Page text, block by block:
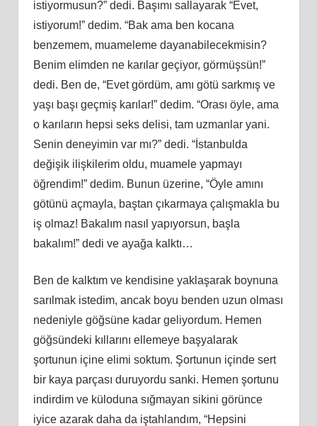
istiyormusun?” dedi. Başımı sallayarak “Evet,
istiyorum!” dedim. “Bak ama ben kocana
benzemem, muameleme dayanabilecekmisin?
Benim elimden ne karılar geçiyor, görmüşsün!”
dedi. Ben de, “Evet gördüm, amı götü sarkmış ve
yaşı başı geçmiş karılar!” dedim. “Orası öyle, ama
o karıların hepsi seks delisi, tam uzmanlar yani.
Senin deneyimin var mı?” dedi. “İstanbulda
değişik ilişkilerim oldu, muamele yapmayı
öğrendim!” dedim. Bunun üzerine, “Öyle amını
götünü açmayla, baştan çıkarmaya çalışmakla bu
iş olmaz! Bakalım nasıl yapıyorsun, başla
bakalım!” dedi ve ayağa kalktı…
Ben de kalktım ve kendisine yaklaşarak boynuna
sarılmak istedim, ancak boyu benden uzun olması
nedeniyle göğsüne kadar geliyordum. Hemen
göğsündeki kıllarını ellemeye başyalarak
şortunun içine elimi soktum. Şortunun içinde sert
bir kaya parçası duruyordu sanki. Hemen şortunu
indirdim ve küloduna sığmayan sikini görünce
iyice azarak daha da iştahlandım, “Hepsini